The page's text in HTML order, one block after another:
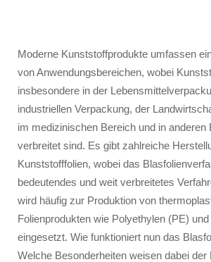
Moderne Kunststoffprodukte umfassen
von Anwendungsbereichen, wobei
insbesondere in der
industriellen Verpackung, der
im medizinischen Bereich und in anderen
verbreitet sind. Es gibt zahlreiche
Kunststofffolien, wobei das
bedeutendes und weit verbreitetes
wird häufig zur Produktion von
Folienprodukten wie Polyethylen (PE)
eingesetzt. Wie funktioniert nun das
Welche Besonderheiten weisen dabei